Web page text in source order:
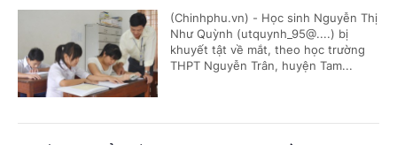
(Chinhphu.vn) - Học sinh Nguyễn Thị
Như Quỳnh (utquynh_95@....) bị
khuyết tật về mắt, theo học trường
THPT Nguyễn Trân, huyện Tam...